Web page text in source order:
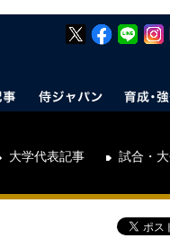
大学代表記事 試合・